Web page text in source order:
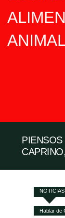
NOTICIAS
Hablar de